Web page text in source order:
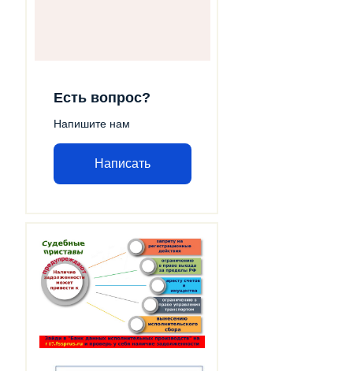
Есть вопрос?
Напишите нам
Написать